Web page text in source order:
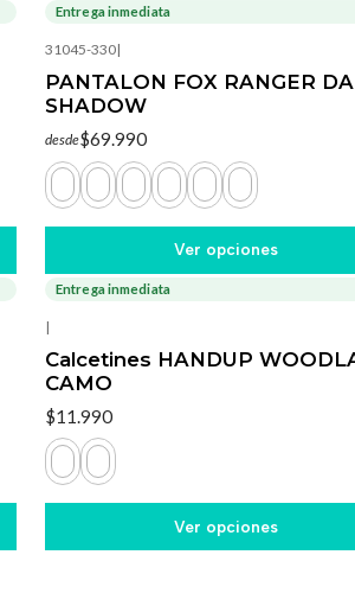
Entrega inmediata
31045-330|
PANTALON FOX RANGER
SHADOW
desde$69.990
Ver opciones
Entrega inmediata
|
Calcetines HANDUP
CAMO
$11.990
Ver opciones